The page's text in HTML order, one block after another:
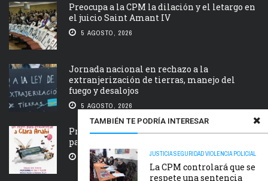
TAMBIÉN TE PODRÍA INTERESAR
JUSTICIASEGURIDADVIOLENCIA POLICIAL
La CPM controlará que se
respete una sentencia
Preocupa a la CPM la dilación y el letargo en
el juicio Saint Amant IV
5 AGOSTO, 2026
Jornada nacional en rechazo a la
extranjerización de tierras, manejo del
fuego y desalojos
5 AGOSTO, 2026
Próxima estación: un tren de ida y vuelta
para Clara Anahí
5 AGOSTO, 2026